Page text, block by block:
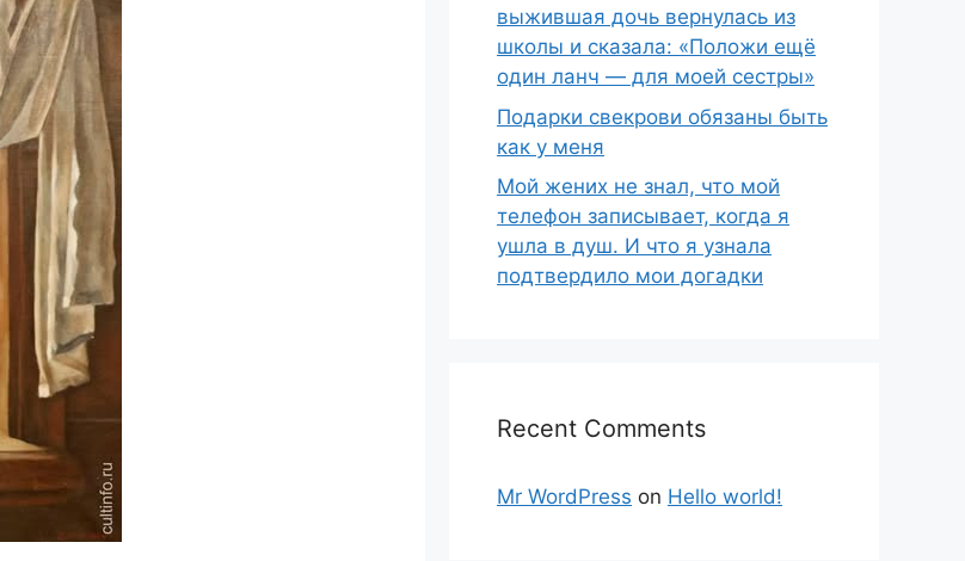
выжившая дочь вернулась из
школы и сказала: «Положи ещё
один ланч — для моей сестры»
Подарки свекрови обязаны быть
как у меня
Мой жених не знал, что мой
телефон записывает, когда я
ушла в душ. И что я узнала
подтвердило мои догадки
Recent Comments
Mr WordPress on Hello world!